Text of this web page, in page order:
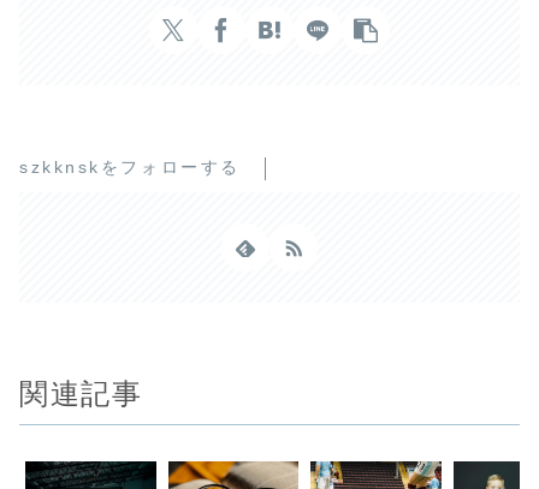
szkknskをフォローする
関連記事